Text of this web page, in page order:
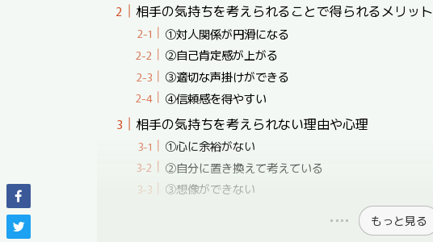
相手の気持ちを考えられることで得られるメリット
①対人関係が円滑になる
②自己肯定感が上がる
③適切な声掛けができる
④信頼感を得やすい
相手の気持ちを考えられない理由や心理
①心に余裕がない
②自分に置き換えて考えている
③想像ができない
もっと見る